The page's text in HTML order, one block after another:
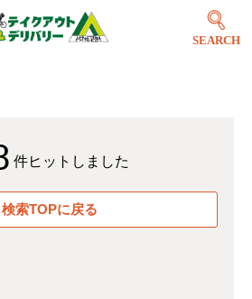
SEARCH
件ヒットしました
検索TOPに戻る